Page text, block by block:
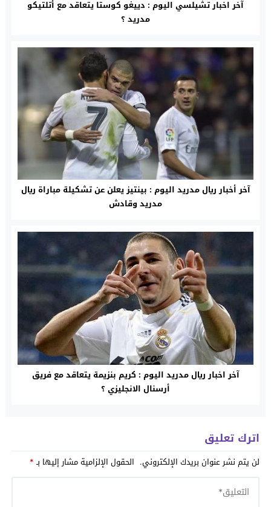
آخر اخبار تشيلسي اليوم : دييغو كوستا يتعاقد مع أتلتيكو
مدريد ؟
آخر أخبار ريال مدريد اليوم : بينتيز يعلن عن تشكيلة مباراة ريال
مدريد وقادش
آخر اخبار ريال مدريد اليوم : كريم بنزيمة يتعاقد مع فريق
أرسنال الانجليزي ؟
اترك تعليق
لن يتم نشر عنوان بريدك الإلكتروني. الحقول الإلزامية مشار إليها بـ*